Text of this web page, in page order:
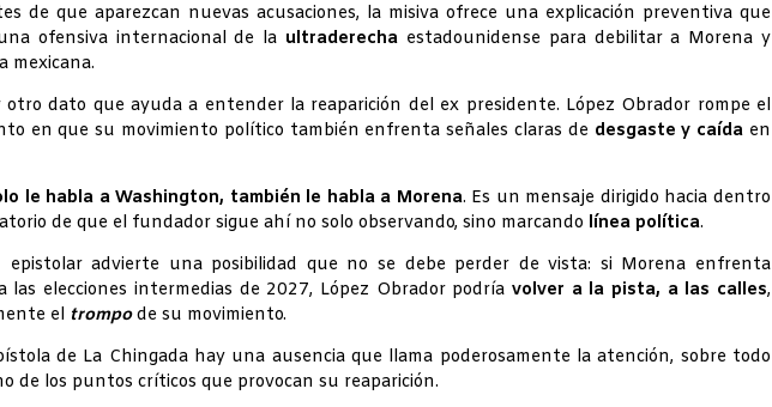
de que aparezcan nuevas acusaciones, la misiva ofrece una explicación preventiva que
ofensiva internacional de la ultraderecha estadounidense para debilitar a Morena y
mexicana.
dato que ayuda a entender la reaparición del ex presidente. López Obrador rompe el
en que su movimiento político también enfrenta señales claras de desgaste y caída en
le habla a Washington, también le habla a Morena. Es un mensaje dirigido hacia dentro
de que el fundador sigue ahí no solo observando, sino marcando línea política.
epistolar advierte una posibilidad que no se debe perder de vista: si Morena enfrenta
elecciones intermedias de 2027, López Obrador podría volver a la pista, a las calles,
el trompo de su movimiento.
de La Chingada hay una ausencia que llama poderosamente la atención, sobre todo
de los puntos críticos que provocan su reaparición.